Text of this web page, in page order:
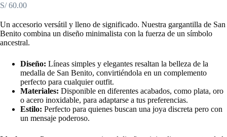
S/60.00
Un accesorio versátil y lleno de significado. Nuestra gargantilla de San
Benito combina un diseño minimalista con la fuerza de un símbolo
ancestral.
Diseño: Líneas simples y elegantes resaltan la belleza de la
medalla de San Benito, convirtiéndola en un complemento
perfecto para cualquier outfit.
Materiales: Disponible en diferentes acabados, como plata, oro
o acero inoxidable, para adaptarse a tus preferencias.
Estilo: Perfecto para quienes buscan una joya discreta pero con
un mensaje poderoso.